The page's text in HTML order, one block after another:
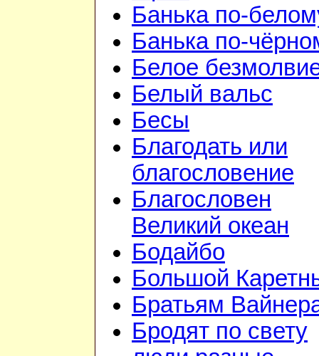
Банька по-
Банька по-
Белое
Белый вальс
Бесы
Благодать или
благословение
Благословен
Великий океан
Бодайбо
Большой
Братьям
Бродят по свету